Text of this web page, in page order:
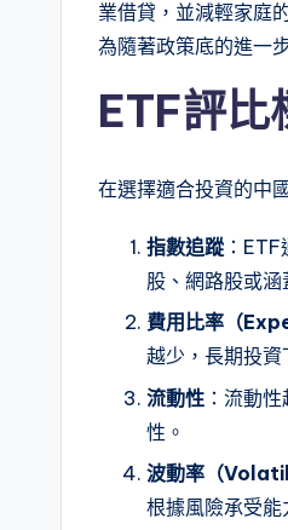
業借貸，並減輕家庭
為隨著政策底的進一
ETF評比
在選擇適合投資的中
指數追蹤 ：
股、網路股或涵
費用比率（
越少，長期投資
流動性 ：流動
性。
波動率（
根據風險承受能